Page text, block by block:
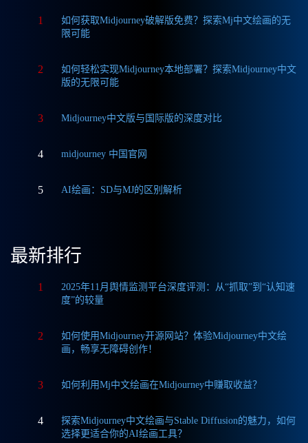
1
如何获取Midjourney破解版免费？探索Mj中文绘画的无
限可能
2
如何轻松实现Midjourney本地部署？探索Midjourney中文
版的无限可能
3 Midjourney中文版与国际版的深度对比
4 midjourney 中国官网
5 AI绘画：SD与MJ的区别解析
最新排行
1
2025年11月舆情监测平台深度评测：从“抓取”到“认知速
度”的较量
2
如何使用Midjourney开源网站？体验Midjourney中文绘
画，畅享无障碍创作！
3 如何利用Mj中文绘画在Midjourney中赚取收益？
4
探索Midjourney中文绘画与Stable Diffusion的魅力，如何
选择更适合你的AI绘画工具？